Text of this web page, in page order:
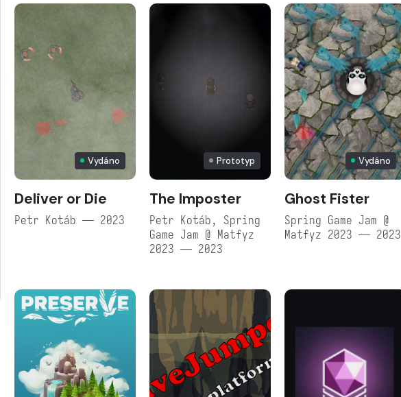
Vydáno
Deliver or Die
Petr Kotáb — 2023
Prototyp
The Imposter
Petr Kotáb, Spring
Game Jam @ Matfyz
2023 — 2023
Vydáno
Ghost Fister
Spring Game Jam @
Matfyz 2023 — 2023